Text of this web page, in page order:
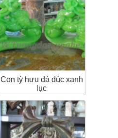
Con tỳ hưu đá đúc xanh
lục